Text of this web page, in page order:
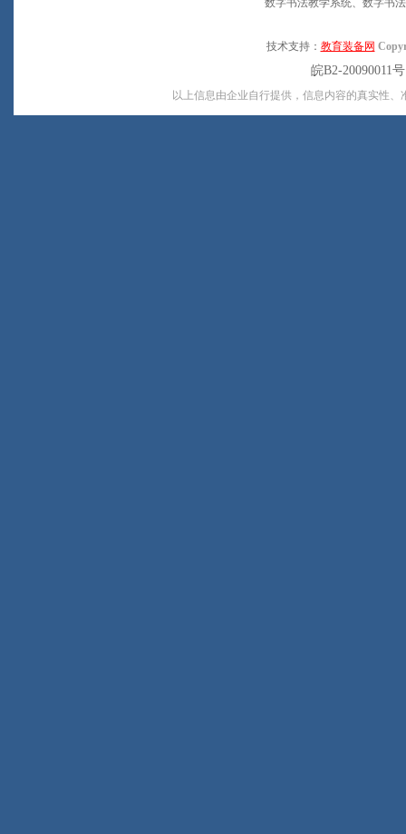
数字书法教学系统、数字书
技术支持： 教育装备网
皖B2-20090011
以上信息由企业自行提供，信息内容的真实性